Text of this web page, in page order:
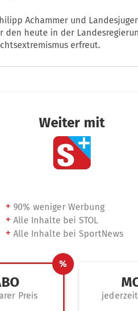
Achammer und
den heute in der
erfreut.